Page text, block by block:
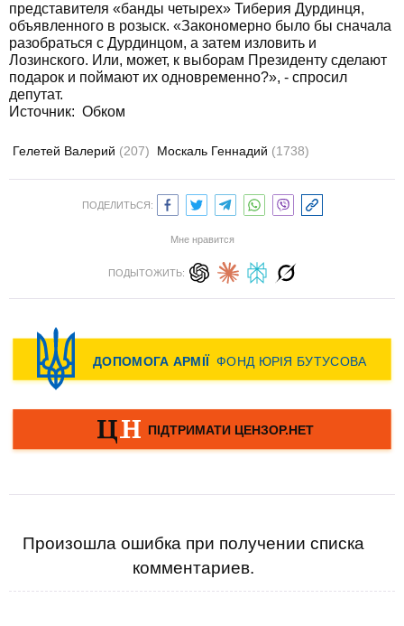
представителя «банды четырех» Тиберия Дурдинця,
объявленного в розыск. «Закономерно было бы сначала
разобраться с Дурдинцом, а затем изловить и
Лозинского. Или, может, к выборам Президенту сделают
подарок и поймают их одновременно?», - спросил
депутат.
Источник: Обком
Гелетей Валерий (207) Москаль Геннадий (1738)
ПОДЕЛИТЬСЯ:
Мне нравится
ПОДЫТОЖИТЬ:
Произошла ошибка при получении списка
комментариев.